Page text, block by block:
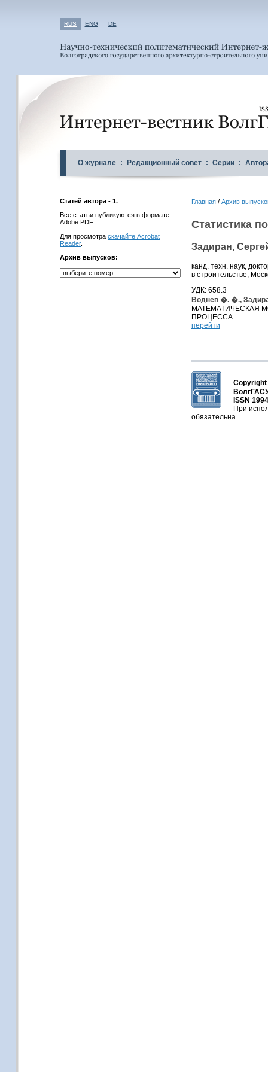
RUS ENG DE
О журнале : Редакционный совет : Серии :
Статей автора - 1.
Все статьи публикуются в формате
Adobe PDF.
Для просмотра скачайте Acrobat
Reader.
Архив выпусков:
Главная /Архив
Статистика
Задиран,
канд. техн. наук,
в строительстве,
УДК: 658.3
Воднев �. �.,
МАТЕМАТИЧЕСКАЯ
ПРОЦЕССА
перейти
Copyright
ISSN
При
обязательна.